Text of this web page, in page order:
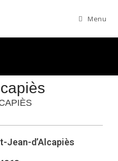
Menu
Jean-d’Alcapiès